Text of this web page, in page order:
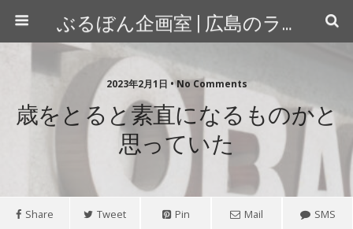
ぶるぼん企画室 | 広島のライター＆カメラマン
2023年2月1日 • No Comments
歳をとると素直になるものかと
思っていた
Share Tweet Pin Mail SMS